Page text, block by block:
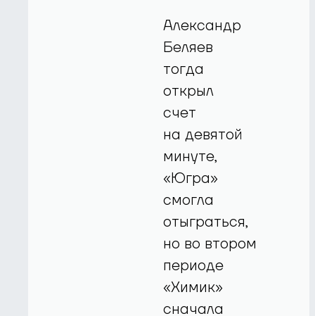
Александр
Беляев
тогда
открыл
счет
на девятой
минуте,
«Югра»
смогла
отыграться,
но во втором
периоде
«Химик»
сначала